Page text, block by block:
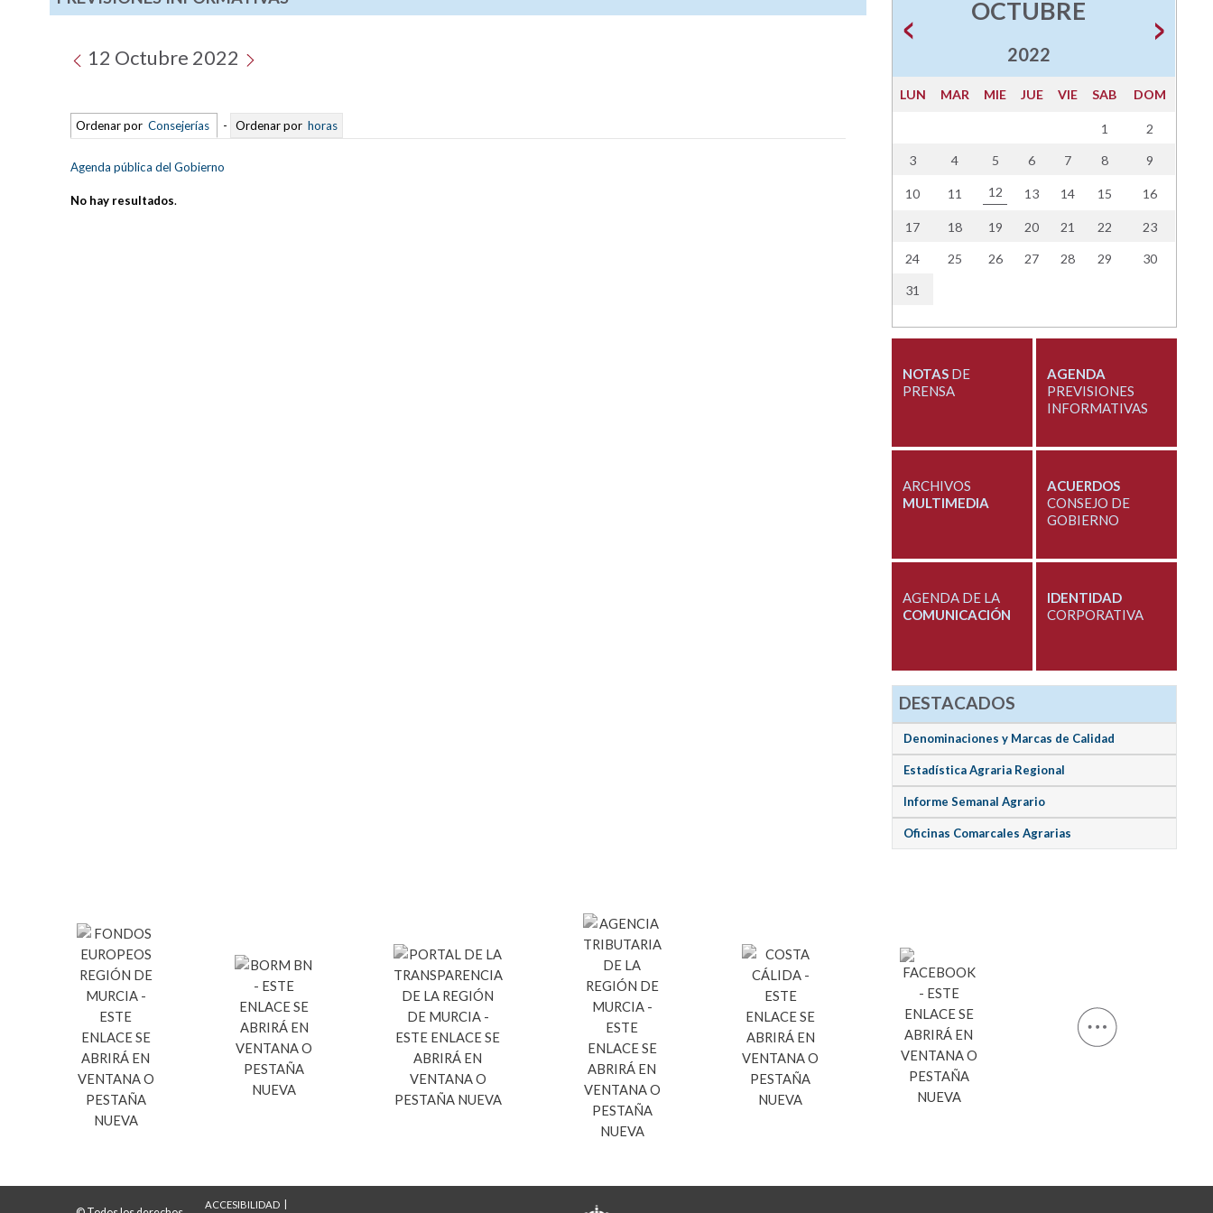
12 Octubre 2022
Ordenar por Consejerías - Ordenar por horas
Agenda pública del Gobierno
No hay resultados.
OCTUBRE
2022
LUN MAR MIE JUE VIE SAB DOM
1 2
3 4 5 6 7 8 9
10 11 12 13 14 15 16
17 18 19 20 21 22 23
24 25 26 27 28 29 30
31
NOTASDE
PRENSA
AGENDA
PREVISIONES
INFORMATIVAS
ARCHIVOS
MULTIMEDIA
ACUERDOS
CONSEJO DE
GOBIERNO
AGENDA DE LA
COMUNICACIÓN
IDENTIDAD
CORPORATIVA
DESTACADOS
Denominaciones y Marcas de Calidad
Estadística Agraria Regional
Informe Semanal Agrario
Oficinas Comarcales Agrarias
ACCESIBILIDAD